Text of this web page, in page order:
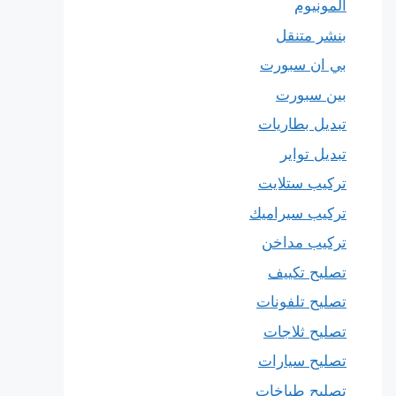
المونيوم
بنشر متنقل
بي ان سبورت
بين سبورت
تبديل بطاريات
تبديل تواير
تركيب ستلايت
تركيب سيراميك
تركيب مداخن
تصليح تكييف
تصليح تلفونات
تصليح ثلاجات
تصليح سيارات
تصليح طباخات